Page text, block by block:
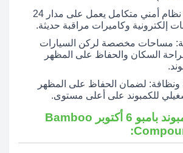
أمن وحراسة: نظام أمني متكامل يعمل على مدار 24
إلكترونية وكاميرات مراقبة حديثة.
مساحات مخصصة لركن السيارات
السكان والحفاظ على المظهر
لضمان الحفاظ على المظهر
للكمبوند على أعلى مستوى.
مميزات كمبوند بامبو 6 أكتوبر Bamboo